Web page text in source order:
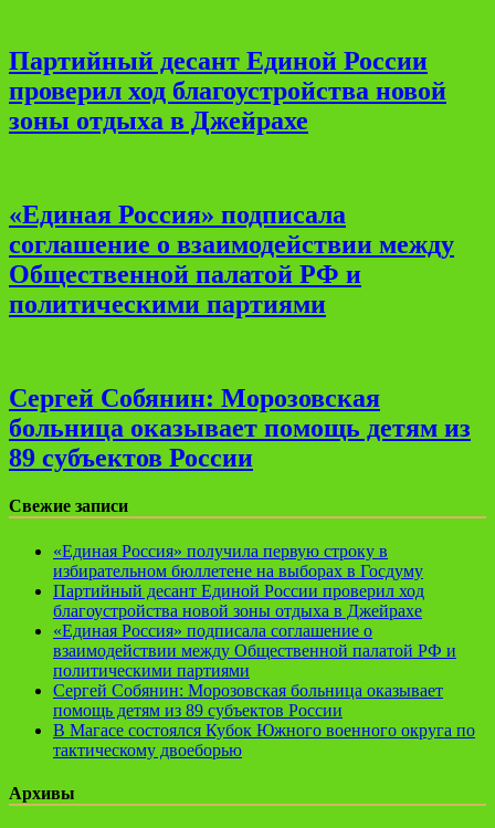
Партийный десант Единой России
проверил ход благоустройства новой
зоны отдыха в Джейрахе
«Единая Россия» подписала
соглашение о взаимодействии между
Общественной палатой РФ и
политическими партиями
Сергей Собянин: Морозовская
больница оказывает помощь детям из
89 субъектов России
Свежие записи
«Единая Россия» получила первую строку в
избирательном бюллетене на выборах в Госдуму
Партийный десант Единой России проверил ход
благоустройства новой зоны отдыха в Джейрахе
«Единая Россия» подписала соглашение о
взаимодействии между Общественной палатой РФ и
политическими партиями
Сергей Собянин: Морозовская больница оказывает
помощь детям из 89 субъектов России
В Магасе состоялся Кубок Южного военного округа по
тактическому двоеборью
Архивы